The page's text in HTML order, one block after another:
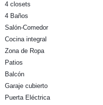
4 closets
4 Baños
Salón-Comedor
Cocina integral
Zona de Ropa
Patios
Balcón
Garaje cubierto
Puerta Eléctrica